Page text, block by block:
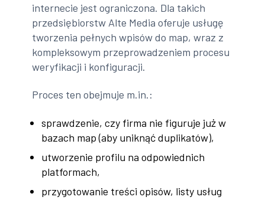
internecie jest ograniczona. Dla takich
przedsiębiorstw Alte Media oferuje usługę
tworzenia pełnych wpisów do map, wraz z
kompleksowym przeprowadzeniem procesu
weryfikacji i konfiguracji.
Proces ten obejmuje m.in.:
sprawdzenie, czy firma nie figuruje już w
bazach map (aby uniknąć duplikatów),
utworzenie profilu na odpowiednich
platformach,
przygotowanie treści opisów, listy usług